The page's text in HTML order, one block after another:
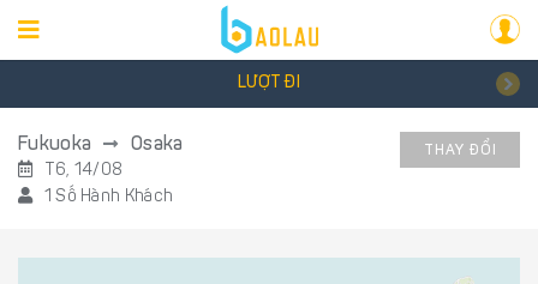
LƯỢT ĐI
Fukuoka Osaka
T6, 14/08
1 Số Hành Khách
THAY ĐỔI